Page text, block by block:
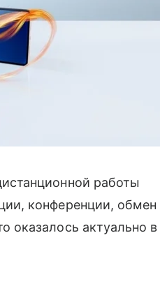
работы
конференции, обмен
оказалось актуально в